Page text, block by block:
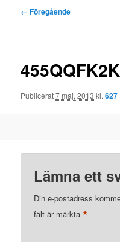
Bildnavigering
← Föregående
Publicerat7 maj, 2013 kl.627
Lämna ett
Din e-postadress
fält är märkta*